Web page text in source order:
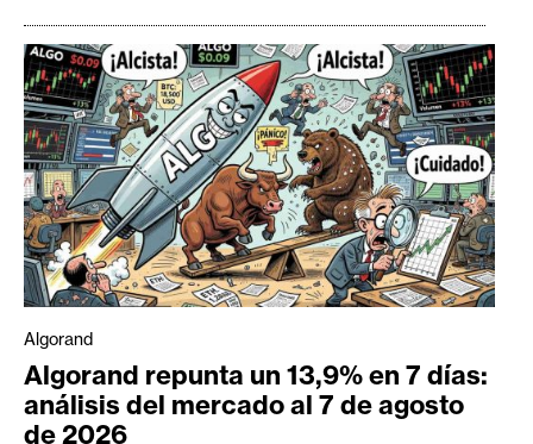
Algorand
Algorand repunta un 13,9% en 7 días:
análisis del mercado al 7 de agosto
de 2026